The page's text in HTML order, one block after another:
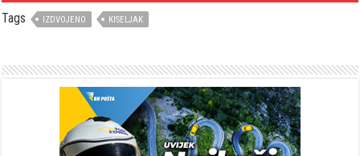
Tags IZDVOJENO KISELJAK